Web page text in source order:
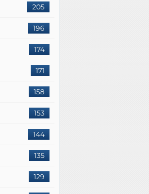
205
196
174
171
158
153
144
135
129